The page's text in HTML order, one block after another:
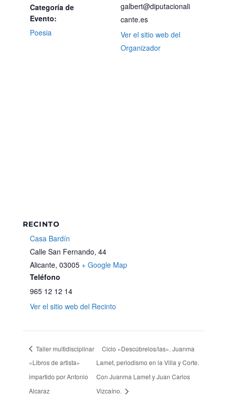
Categoría de
Evento:
Poesia
galbert@diputacionali
cante.es
Ver el sitio web del
Organizador
RECINTO
Casa Bardín
Calle San Fernando, 44
Alicante, 03005 + Google Map
Teléfono
965 12 12 14
Ver el sitio web del Recinto
Taller multidisciplinar
«Libros de artista»
impartido por Antonio
Alcaraz
Ciclo «Descúbrelos/las». Juanma
Lamet, periodismo en la Villa y Corte.
Con Juanma Lamet y Juan Carlos
Vizcaíno.